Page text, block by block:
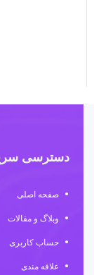
دسترسی
صفحه اصلی
وبلاگ و مقالات
حساب کاربری
علاقه مندی